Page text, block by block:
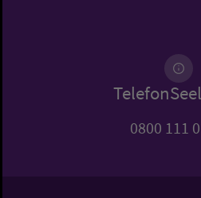
0800 111